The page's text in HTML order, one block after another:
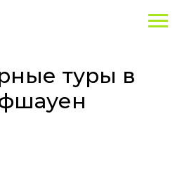
туры в